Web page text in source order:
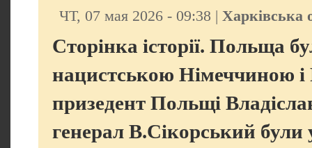
ЧТ, 07 мая 2026 - 09:38 | Харківська
Сторінка історії. Польща
нацистською Німеччиною
призедент Польщі
генерал В.Сікорський